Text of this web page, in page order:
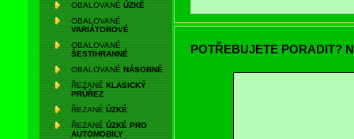
OBALOVANÉ ÚZKÉ
OBALOVANÉ
VARIÁTOROVÉ
OBALOVANÉ
ŠESTIHRANNÉ
OBALOVANÉ NÁSOBNÉ
ŘEZANÉ KLASICKÝ
PRŮŘEZ
ŘEZANÉ ÚZKÉ
ŘEZANÉ ÚZKÉ PRO
AUTOMOBILY
POTŘEBUJETE PORADIT?